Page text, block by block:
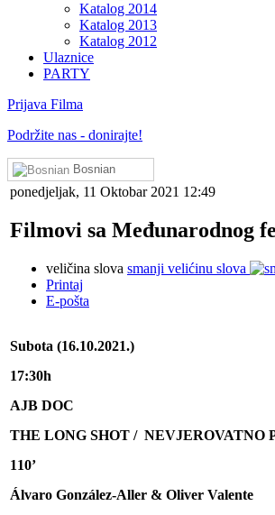
Katalog 2014
Katalog 2013
Katalog 2012
Ulaznice
PARTY
Prijava Filma
Podržite nas - donirajte!
Bosnian
ponedjeljak, 11 Oktobar 2021 12:49
Filmovi sa Međunarodnog
veličina slova smanji velićinu slova
Printaj
E-pošta
Subota (16.10.2021.)
17:30h
AJB DOC
THE LONG SHOT / NEVJEROVATNO
110’
Álvaro González-Aller & Oliver Valente